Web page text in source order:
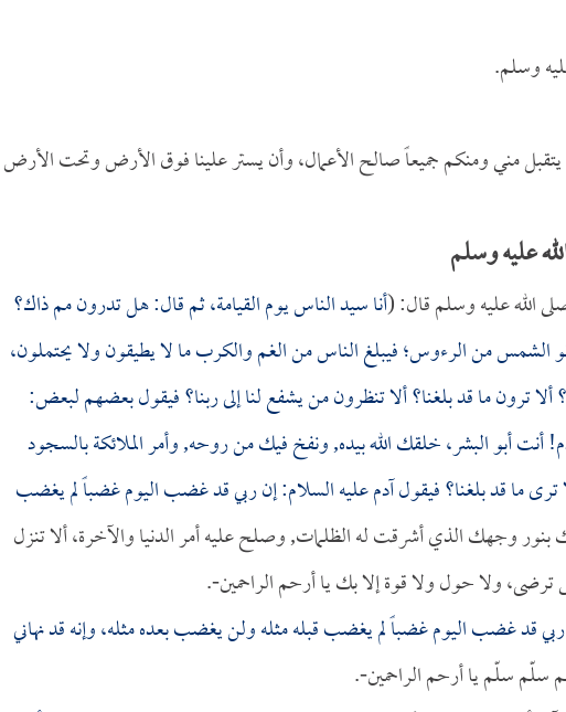
وسلم.
مني ومنكم جميعاً صالح الأعمال، وأن يستر علينا فوق الأرض وتحت الأرض
عليه وسلم
الله عليه وسلم قال: (أنا سيد الناس يوم القيامة، ثم قال: هل تدرون مم ذاك؟
الشمس من الرءوس؛ فيبلغ الناس من الغم والكرب ما لا يطيقون ولا يحتملون،
ترون ما قد بلغنا؟ ألا تنظرون من يشفع لنا إلى ربنا؟ فيقول بعضهم لبعض:
أنت أبو البشر، خلقك الله بيده, ونفخ فيك من روحه, وأمر الملائكة بالسجود
ترى ما قد بلغنا؟ فيقول آدم عليه السلام: إن ربي قد غضب اليوم غضباً لم يغضب
بنور وجهك الذي أشرقت له الظلمات, وصلح عليه أمر الدنيا والآخرة، ألا تنزل
ولا حول ولا قوة إلا بك يا أرحم الراحمين-.
قد غضب اليوم غضباً لم يغضب قبله مثله ولن يغضب بعده مثله، وإنه قد نهاني
سلّم سلّم يا أرحم الراحمين-.